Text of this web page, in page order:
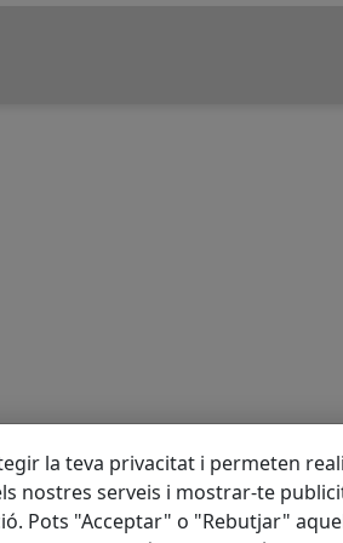
la teva privacitat i permeten
nostres serveis i mostrar-te
Pots "Acceptar" o "Rebutjar"